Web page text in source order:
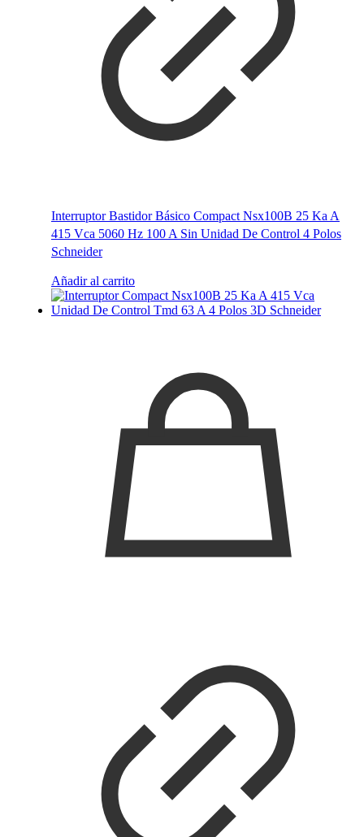
Interruptor Bastidor Básico Compact Nsx100B 25 Ka A
415 Vca 5060 Hz 100 A Sin Unidad De Control 4 Polos
Schneider
Añadir al carrito